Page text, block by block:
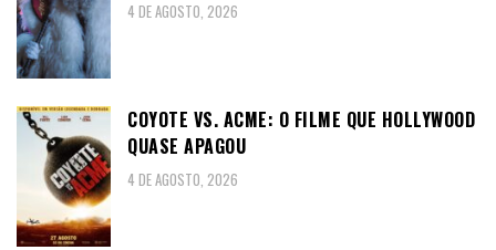
4 DE AGOSTO, 2026
COYOTE VS. ACME: O FILME QUE HOLLYWOOD
QUASE APAGOU
4 DE AGOSTO, 2026